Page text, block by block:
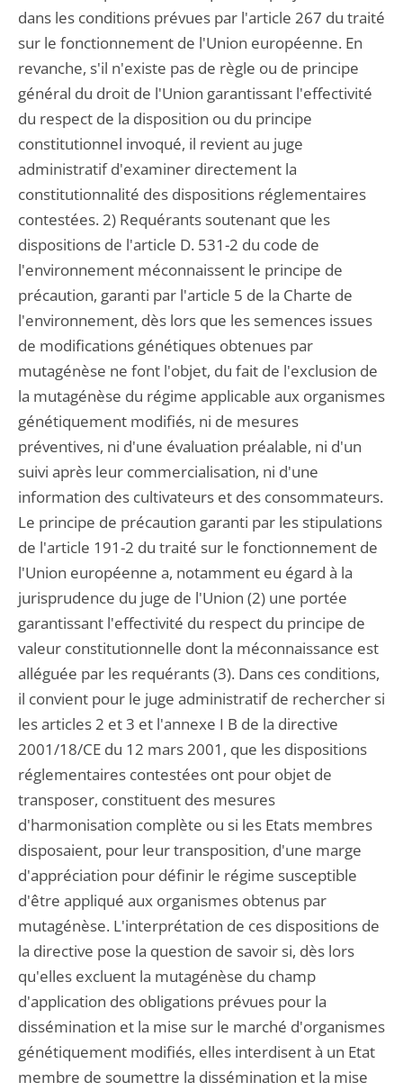
dans les conditions prévues par l'article 267 du traité
sur le fonctionnement de l'Union européenne. En
revanche, s'il n'existe pas de règle ou de principe
général du droit de l'Union garantissant l'effectivité
du respect de la disposition ou du principe
constitutionnel invoqué, il revient au juge
administratif d'examiner directement la
constitutionnalité des dispositions réglementaires
contestées. 2) Requérants soutenant que les
dispositions de l'article D. 531-2 du code de
l'environnement méconnaissent le principe de
précaution, garanti par l'article 5 de la Charte de
l'environnement, dès lors que les semences issues
de modifications génétiques obtenues par
mutagénèse ne font l'objet, du fait de l'exclusion de
la mutagénèse du régime applicable aux organismes
génétiquement modifiés, ni de mesures
préventives, ni d'une évaluation préalable, ni d'un
suivi après leur commercialisation, ni d'une
information des cultivateurs et des consommateurs.
Le principe de précaution garanti par les stipulations
de l'article 191-2 du traité sur le fonctionnement de
l'Union européenne a, notamment eu égard à la
jurisprudence du juge de l'Union (2) une portée
garantissant l'effectivité du respect du principe de
valeur constitutionnelle dont la méconnaissance est
alléguée par les requérants (3). Dans ces conditions,
il convient pour le juge administratif de rechercher si
les articles 2 et 3 et l'annexe I B de la directive
2001/18/CE du 12 mars 2001, que les dispositions
réglementaires contestées ont pour objet de
transposer, constituent des mesures
d'harmonisation complète ou si les Etats membres
disposaient, pour leur transposition, d'une marge
d'appréciation pour définir le régime susceptible
d'être appliqué aux organismes obtenus par
mutagénèse. L'interprétation de ces dispositions de
la directive pose la question de savoir si, dès lors
qu'elles excluent la mutagénèse du champ
d'application des obligations prévues pour la
dissémination et la mise sur le marché d'organismes
génétiquement modifiés, elles interdisent à un Etat
membre de soumettre la dissémination et la mise